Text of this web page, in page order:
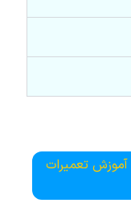
آموزش تعمیرات